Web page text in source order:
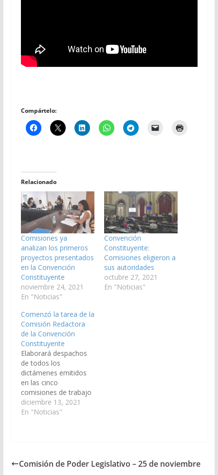
Compártelo:
Relacionado
Comisiones ya
analizan los primeros
proyectos presentados
en la Convención
Constituyente
noviembre 24, 2021
En "Noticias"
Convención
Constituyente:
Comisiones eligieron a
sus autoridades
octubre 27, 2021
En "Noticias"
Comenzó la tarea de la
Comisión Redactora
de la Convención
Constituyente
Elaborará despachos
de todos los
dictámenes emitidos
en las cinco
comisiones de trabajo
para poder ponerlos
en debate en el
nueva etapa en la
diciembre 13, 2021
En "Noticias"
Comisión de Poder Legislativo – 25 de noviembre